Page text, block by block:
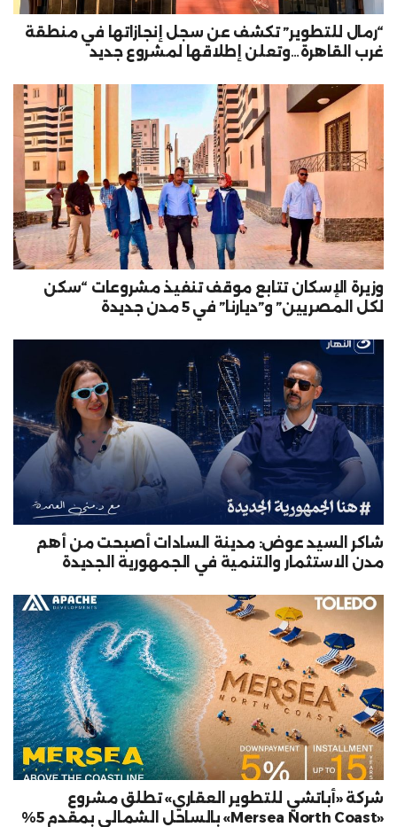
“رمال للتطوير” تكشف عن سجل إنجازاتها في منطقة
غرب القاهرة…وتعلن إطلاقها لمشروع جديد
وزيرة الإسكان تتابع موقف تنفيذ مشروعات “سكن
لكل المصريين” و”ديارنا” في 5 مدن جديدة
شاكر السيد عوض: مدينة السادات أصبحت من أهم
مدن الاستثمار والتنمية في الجمهورية الجديدة
شركة «أباتشي للتطوير العقاري» تطلق مشروع
«Mersea North Coast» بالساحل الشمالي بمقدم 5%